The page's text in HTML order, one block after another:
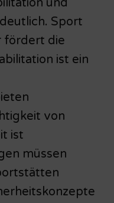
und
Sport
fördert die
ist ein
von
ist
müssen